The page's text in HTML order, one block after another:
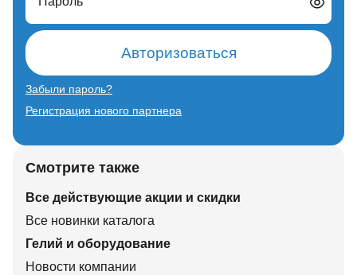
Авторизоваться
Забыли пароль?
Регистрация нового партнера
Смотрите также
Все действующие акции и скидки
Все новинки каталога
Гелий и оборудование
Новости компании